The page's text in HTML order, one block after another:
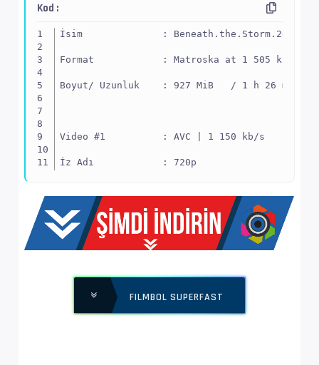
Kod :
İsim              :
Format            : Matroska at 1 505 kb/s
Boyut/ Uzunluk    : 927 MiB   / 1 h 26 min 8
Video #1          : AVC | 1 150 kb/s
İz Adı            : 720p
Yapı              : V_MPEG4/ISO/AVC ->
Ses Profili       : Dolby Digital
İz Adı            : Türkçe | www.filmbol.org
FILMBOL SUPERFAST